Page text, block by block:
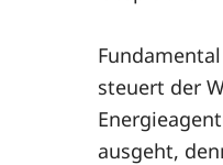
steuert der
ausgeht,